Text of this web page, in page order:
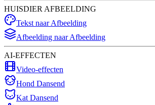
HUISDIER AFBEELDING
Tekst naar Afbeelding
Afbeelding naar Afbeelding
AI-EFFECTEN
Video-effecten
Hond Dansend
Kat Dansend